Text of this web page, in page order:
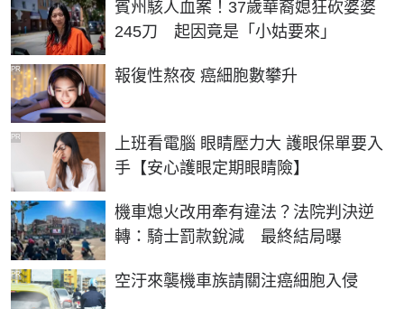
賓州駭人血案！37歲華裔媳狂砍婆婆
245刀 起因竟是「小姑要來」
報復性熬夜 癌細胞數攀升
PR
上班看電腦 眼睛壓力大 護眼保單要入
手【安心護眼定期眼睛險】
PR
機車熄火改用牽有違法？法院判決逆
轉：騎士罰款銳減 最終結局曝
空汙來襲機車族請關注癌細胞入侵
PR